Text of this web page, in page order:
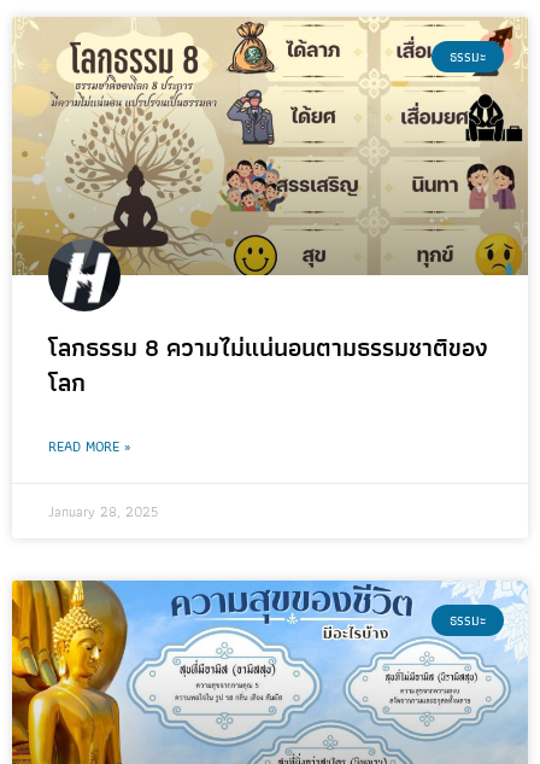
ธรรมะ
โลกธรรม 8 ความไม่แน่นอนตามธรรมชาติของ
โลก
READ MORE »
January 28, 2025
ธรรมะ